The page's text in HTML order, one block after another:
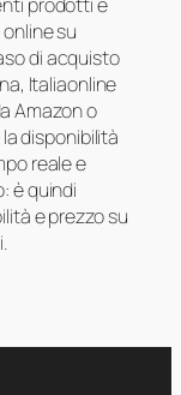
su
di acquisto
Italiaonline
Amazon o
disponibilità
reale e
è quindi
e prezzo su